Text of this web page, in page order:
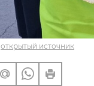
открытый источник